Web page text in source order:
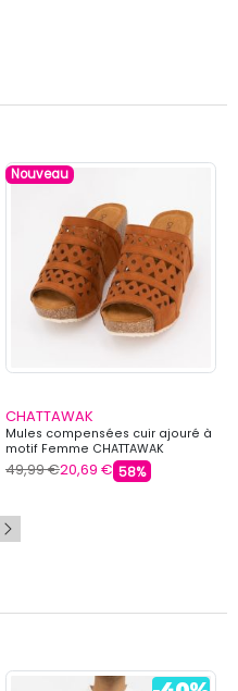
Nouveau
CHATTAWAK
Mules compensées cuir ajouré à
motif Femme CHATTAWAK
49,99 €20,69 € 58%